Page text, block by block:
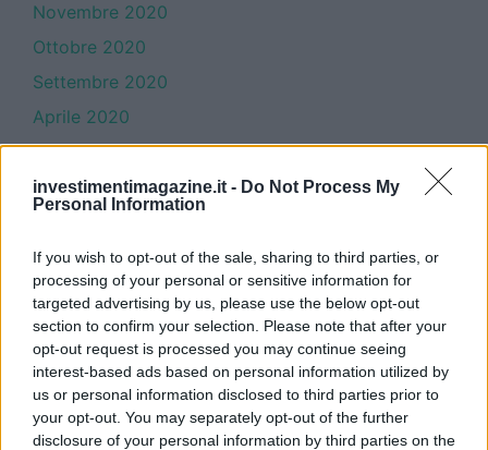
investimentimagazine.it - Do Not Process My
Personal Information
If you wish to opt-out of the sale, sharing to third parties, or
processing of your personal or sensitive information for
targeted advertising by us, please use the below opt-out
section to confirm your selection. Please note that after your
opt-out request is processed you may continue seeing
interest-based ads based on personal information utilized by
us or personal information disclosed to third parties prior to
your opt-out. You may separately opt-out of the further
disclosure of your personal information by third parties on the
Novembre 2020
Ottobre 2020
Settembre 2020
Aprile 2020
Marzo 2020
Febbraio 2020
Dicembre 2019
Novembre 2019
Ottobre 2019
Settembre 2019
Agosto 2019
Luglio 2019